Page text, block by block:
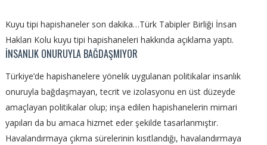
Kuyu tipi hapishaneler son dakika…Türk Tabipler Birliği İnsan
Hakları Kolu kuyu tipi hapishaneleri hakkında açıklama yaptı.
İNSANLIK ONURUYLA BAĞDAŞMIYOR
Türkiye’de hapishanelere yönelik uygulanan politikalar insanlık
onuruyla bağdaşmayan, tecrit ve izolasyonu en üst düzeyde
amaçlayan politikalar olup; inşa edilen hapishanelerin mimari
yapıları da bu amaca hizmet eder şekilde tasarlanmıştır.
Havalandırmaya çıkma sürelerinin kısıtlandığı, havalandırmaya